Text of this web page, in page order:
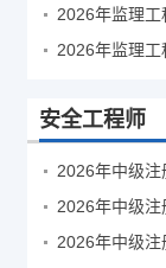
2026年监理
安全工程师
2026年中级